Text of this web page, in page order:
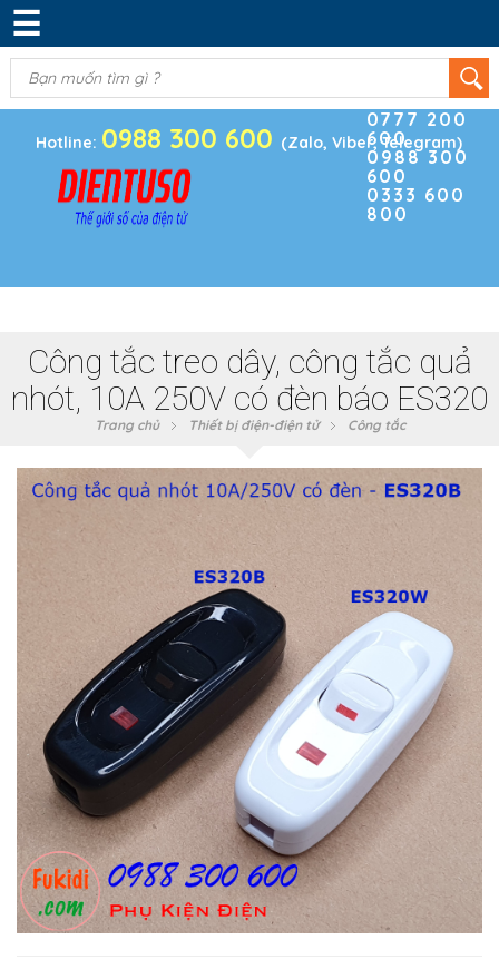
DANH MỤC SẢN PHẨM
KIM KHÍ
ĐIỆN TRỞ & TỤ ĐIỆN
BOARD PHÁT TRIỂN
MODULE CẢM BIẾN
LINH KIỆN KHÁC
☰
Hotline: 0988 300 600 (Zalo, Viber, Telegram)
Điện thoại
0777 200
600
0988 300
600
0333 600
800
(0)
Công tắc treo dây, công tắc quả
nhót, 10A 250V có đèn báo ES320
Trang chủ Thiết bị điện-điện tử Công tắc